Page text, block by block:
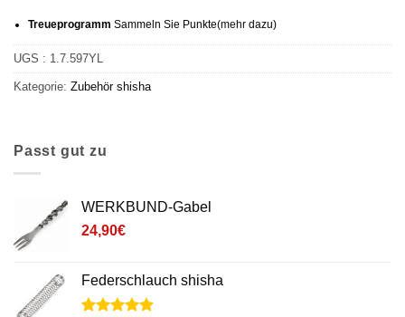
Treueprogramm Sammeln Sie Punkte(mehrdazu)
UGS : 1.7.597YL
Kategorie: Zubehör shisha
Passt gut zu
WERKBUND-Gabel
24,90€
Federschlauch shisha